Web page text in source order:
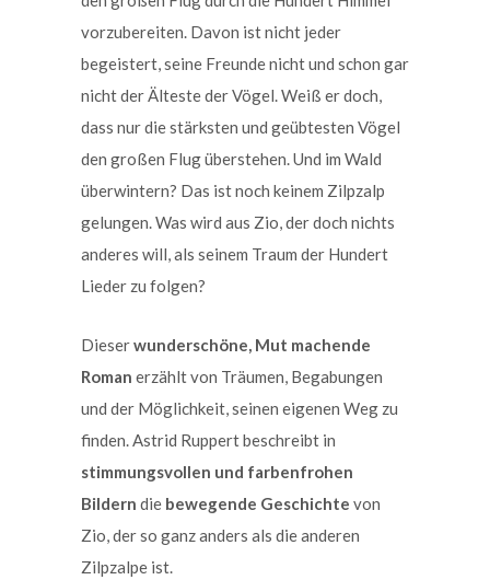
vorzubereiten. Davon ist nicht jeder
begeistert, seine Freunde nicht und schon gar
nicht der Älteste der Vögel. Weiß er doch,
dass nur die stärksten und geübtesten Vögel
den großen Flug überstehen. Und im Wald
überwintern? Das ist noch keinem Zilpzalp
gelungen. Was wird aus Zio, der doch nichts
anderes will, als seinem Traum der Hundert
Lieder zu folgen?
Dieserwunderschöne, Mut machende
Roman erzählt von Träumen, Begabungen
und der Möglichkeit, seinen eigenen Weg zu
finden. Astrid Ruppert beschreibt in
stimmungsvollen und farbenfrohen
Bildern die bewegende Geschichte von
Zio, der so ganz anders als die anderen
Zilpzalpe ist.